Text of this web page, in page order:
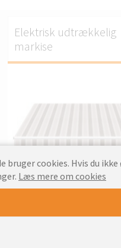
Elektrisk udtrækkelig
markise
Fra
bruger cookies. Hvis du
Læs mere om cookies